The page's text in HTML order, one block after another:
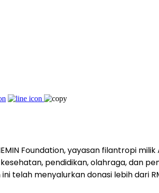
Foundation, yayasan filantropi
pendidikan, olahraga, dan
telah menyalurkan donasi lebih dari